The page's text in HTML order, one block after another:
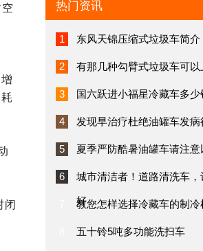
闭
热门资讯
1 东风天锦压缩式垃圾车简介
2 有那几种勾臂式垃圾车可以
3 国六跃进小福星冷藏车多少
4 发现早治疗杜绝油罐车发病
5 夏季严防酷暑油罐车请注意
6 城市清洁者！道路清洗车
好
教您怎样选择冷藏车的制冷
五十铃5吨多功能洗扫车